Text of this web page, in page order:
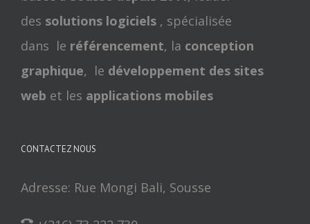
des solutions logiciels , spécialisée
dans le référencement, la conception
graphique, le développement des sites
web et les applications mobiles
CONTACTEZ NOUS
Adresse: Rue Mongi Bali, Sousse